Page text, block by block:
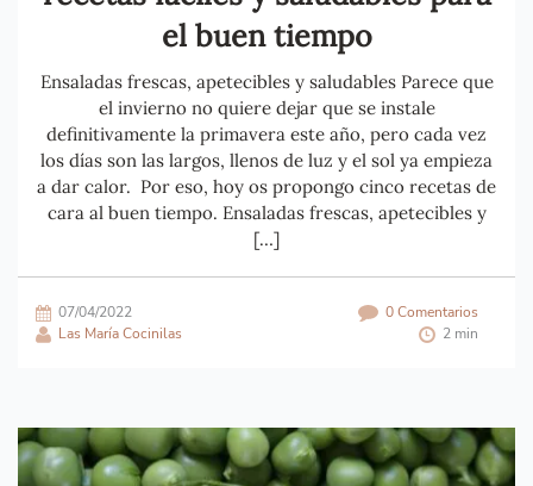
el buen tiempo
Ensaladas frescas, apetecibles y saludables Parece que
el invierno no quiere dejar que se instale
definitivamente la primavera este año, pero cada vez
los días son las largos, llenos de luz y el sol ya empieza
a dar calor. Por eso, hoy os propongo cinco recetas de
cara al buen tiempo. Ensaladas frescas, apetecibles y
[…]
07/04/2022
0 Comentarios
Las María Cocinilas
2 min